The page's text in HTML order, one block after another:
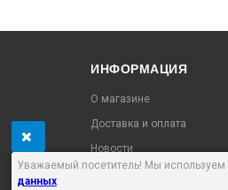
ИНФОРМАЦИЯ
О магазине
Доставка и оплата
Новости
Уважаемый посетитель! Мы используем
данных.